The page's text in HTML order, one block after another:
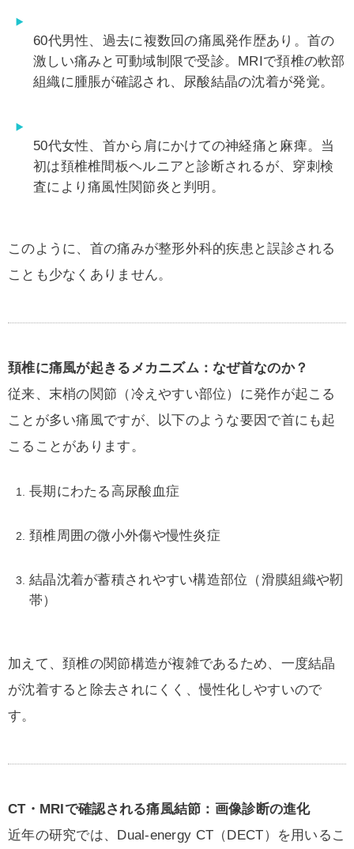
60代男性、過去に複数回の痛風発作歴あり。首の
激しい痛みと可動域制限で受診。MRIで頚椎の軟部
組織に腫脹が確認され、尿酸結晶の沈着が発覚。
50代女性、首から肩にかけての神経痛と麻痺。当
初は頚椎椎間板ヘルニアと診断されるが、穿刺検
査により痛風性関節炎と判明。
このように、首の痛みが整形外科的疾患と誤診される
ことも少なくありません。
頚椎に痛風が起きるメカニズム：なぜ首なのか？
従来、末梢の関節（冷えやすい部位）に発作が起こる
ことが多い痛風ですが、以下のような要因で首にも起
こることがあります。
長期にわたる高尿酸血症
頚椎周囲の微小外傷や慢性炎症
結晶沈着が蓄積されやすい構造部位（滑膜組織や靭
帯）
加えて、頚椎の関節構造が複雑であるため、一度結晶
が沈着すると除去されにくく、慢性化しやすいので
す。
CT・MRIで確認される痛風結節：画像診断の進化
近年の研究では、Dual-energy CT（DECT）を用いるこ